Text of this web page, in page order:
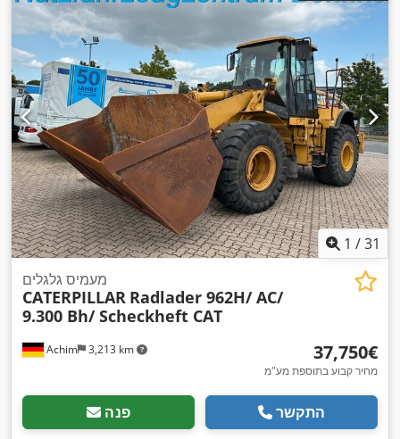
1 /31
Achim 3,213 km
מעמיס גלגלים
CATERPILLAR Radlader 962H/ AC/
9.300 Bh/ Scheckheft CAT
‏37,750 ‏€
מחיר קבוע בתוספת מע"מ
פנה התקשר